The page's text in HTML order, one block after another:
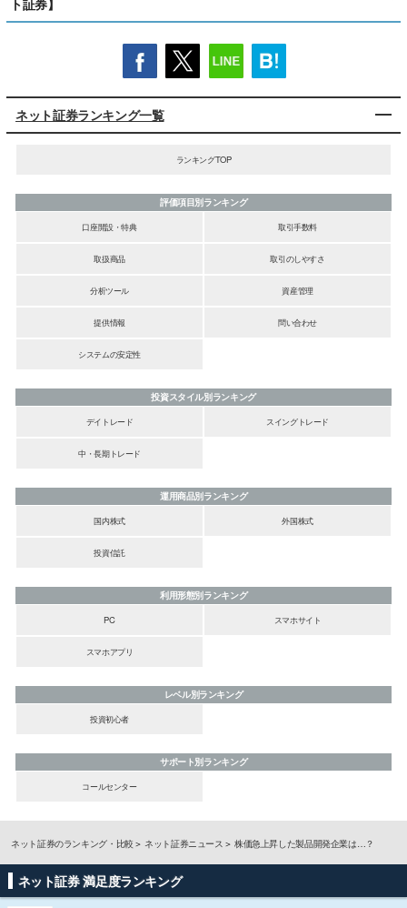
ネット証券ランキング一覧
ランキングTOP
評価項目別ランキング
口座開設・特典
取引手数料
取扱商品 取引のしやすさ
分析ツール 資産管理
提供情報 問い合わせ
システムの安定性
投資スタイル別ランキング
デイトレード
スイングトレード
中・長期トレード
運用商品別ランキング
国内株式
外国株式
投資信託
利用形態別ランキング
PC
スマホサイト
スマホアプリ
レベル別ランキング
投資初心者
サポート別ランキング
コールセンター
ネット証券のランキング・比較 ネット証券ニュース 株価急上昇した製品開発企業は…？
ネット証券 満足度ランキング